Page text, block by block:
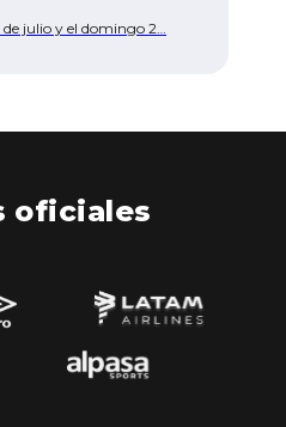
de julio y el domingo 2…
oficiales